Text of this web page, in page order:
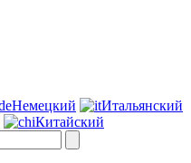
Немецкий
Итальянский
Китайский